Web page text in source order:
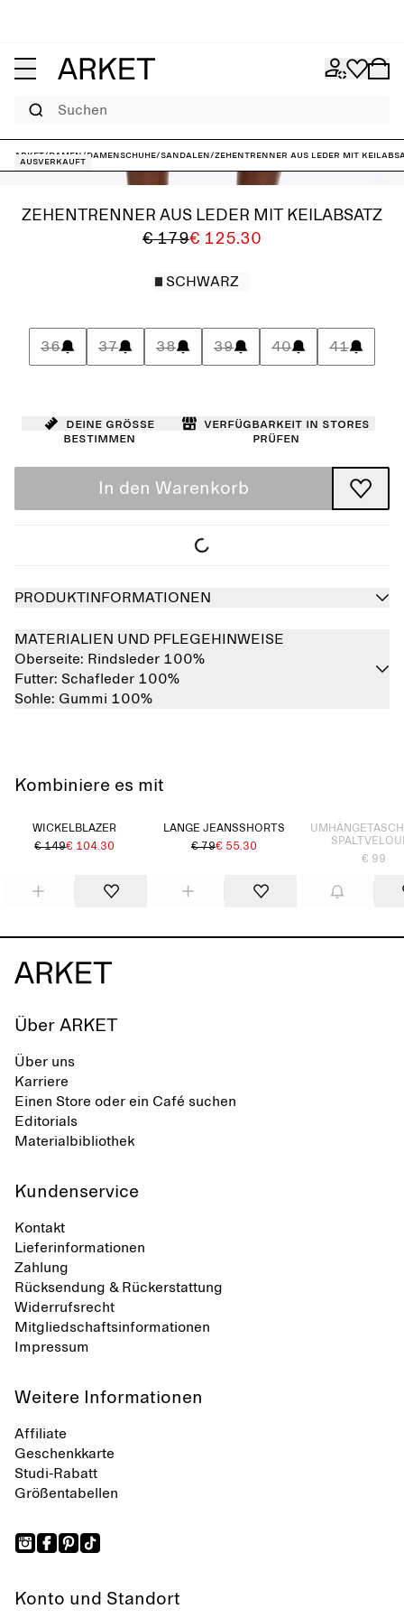
Suchen
ARKET/Damen /Damenschuhe/Sandalen/Zehentrenner aus Leder mit
Ausverkauft
ZEHENTRENNER AUS LEDER MIT KEILABSATZ
€ 179€ 125.30
SCHWARZ
36 37 38 39 40 41
Deine Größe
bestimmen
Verfügbarkeit in Stores
prüfen
In den Warenkorb
PRODUKTINFORMATIONEN
MATERIALIEN UND PFLEGEHINWEISE
Oberseite: Rindsleder 100%
Futter: Schafleder 100%
Sohle: Gummi 100%
Kombiniere es mit
WICKELBLAZER
€ 149€ 104.30
LANGE JEANSSHORTS
€ 79€ 55.30
€ 99
Über ARKET
Über uns
Karriere
Einen Store oder ein Café suchen
Editorials
Materialbibliothek
Kundenservice
Kontakt
Lieferinformationen
Zahlung
Rücksendung & Rückerstattung
Widerrufsrecht
Mitgliedschaftsinformationen
Impressum
Weitere Informationen
Affiliate
Geschenkkarte
Studi-Rabatt
Größentabellen
Konto und Standort